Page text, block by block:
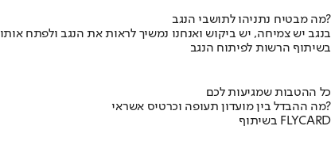
מה מבטיח נתניהו לתושבי הנגב?
בנגב יש צמיחה, יש ביקוש ואנחנו נמשיך לראות את הנגב ולפתח אותו
בשיתוף הרשות לפיתוח הנגב
כל ההטבות שמגיעות לכם
מה ההבדל בין מועדון תעופה וכרטיס אשראי?
בשיתוף FLYCARD